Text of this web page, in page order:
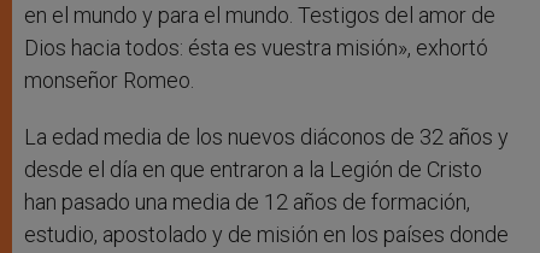
en el mundo y para el mundo. Testigos del amor de
Dios hacia todos: ésta es vuestra misión», exhortó
monseñor Romeo.
La edad media de los nuevos diáconos de 32 años y
desde el día en que entraron a la Legión de Cristo
han pasado una media de 12 años de formación,
estudio, apostolado y de misión en los países donde